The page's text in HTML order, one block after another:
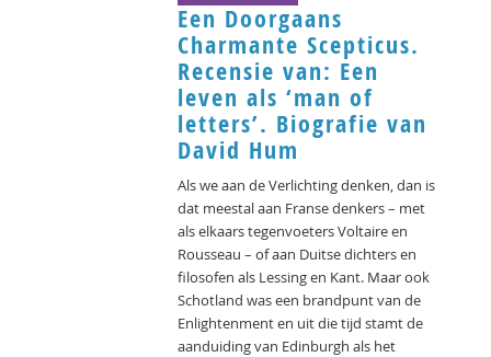
Een Doorgaans
Charmante Scepticus.
Recensie van: Een
leven als ‘man of
letters’. Biografie van
David Hum
Als we aan de Verlichting denken, dan is
dat meestal aan Franse denkers – met
als elkaars tegenvoeters Voltaire en
Rousseau – of aan Duitse dichters en
filosofen als Lessing en Kant. Maar ook
Schotland was een brandpunt van de
Enlightenment en uit die tijd stamt de
aanduiding van Edinburgh als het